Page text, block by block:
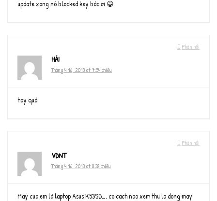
update xong nó blocked key bác ơi 😀
Phản hồi
HẢI
Tháng 4 16, 2013 at 7:54 chiều
hay quá
Phản hồi
VDNT
Tháng 4 16, 2013 at 8:38 chiều
May cua em là laptop Asus K53SD…. co cach nao xem thu la dong may